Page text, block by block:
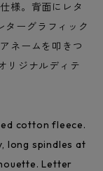
様。背面にレタ
ターグラフィック
ネームを叩きつ
リジナルディテ
cotton fleece.
long spindles at
Letter